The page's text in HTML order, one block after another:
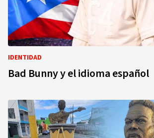
IDENTIDAD
Bad Bunny y el idioma español